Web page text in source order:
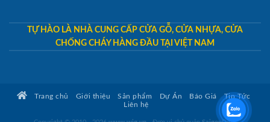
TỰ HÀO LÀ NHÀ CUNG CẤP CỬA GỖ, CỬA NHỰA, CỬA
CHỐNG CHÁY HÀNG ĐẦU TẠI VIỆT NAM
Trang chủ Giới thiệu Sản phẩm Dự Án Báo Giá
Tin Tức
Liên hệ